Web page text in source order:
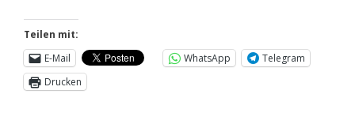
Teilen mit:
E-Mail
WhatsApp
Telegram
Drucken